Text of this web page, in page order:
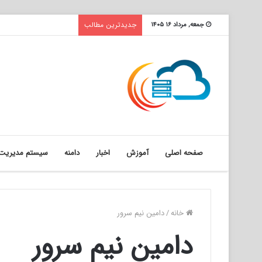
جمعه, مرداد ۱۶ ۱۴۰۵ جدیدترین مطالب
صفحه اصلی آموزش اخبار دامنه سیستم
خانه/دامین نیم سرور
دامین نیم سرور